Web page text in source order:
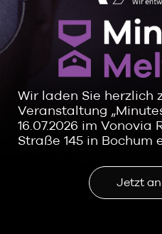
Wir laden Sie herzlich
Veranstaltung
16.07.2026 im
Straße 145 in Bochum
Jetzt